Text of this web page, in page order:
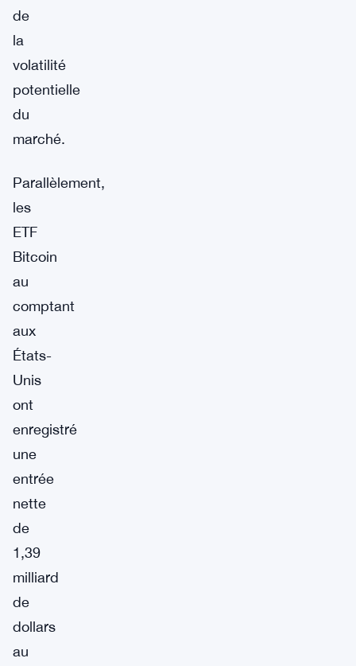
de
la
volatilité
potentielle
du
marché.
Parallèlement,
les
ETF
Bitcoin
au
comptant
aux
États-
Unis
ont
enregistré
une
entrée
nette
de
1,39
milliard
de
dollars
au